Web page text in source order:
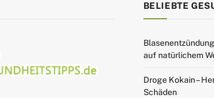
BELIEBTE
auf natürlichem
Droge Kokain –
Schäden